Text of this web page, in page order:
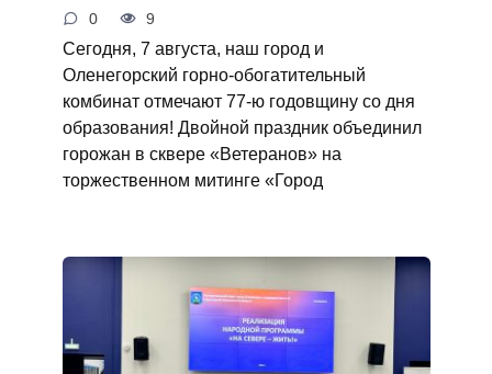
0 9
Сегодня, 7 августа, наш город и
Оленегорский горно‑обогатительный
комбинат отмечают 77‑ю годовщину со дня
образования! Двойной праздник объединил
горожан в сквере «Ветеранов» на
торжественном митинге «Город